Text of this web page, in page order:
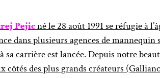
Pejicné le 28 août 1991 se réfugie à
dans plusieurs agences de mannequin
carrière est lancée. Depuis notre
côtés des plus grands créateurs